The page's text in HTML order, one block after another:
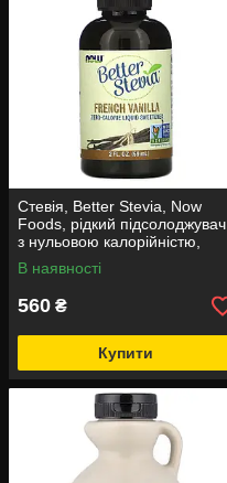
Стевія, Better Stevia, Now
Foods, рідкий підсолоджувач
з нульовою калорійністю,
смак французької ванілі, 59
мл
В наявності
560 ₴
Купити